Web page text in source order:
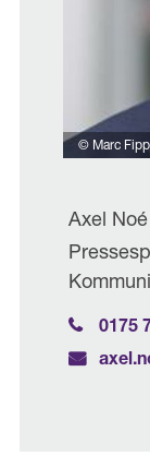
Axel Noé
0175
© Marc